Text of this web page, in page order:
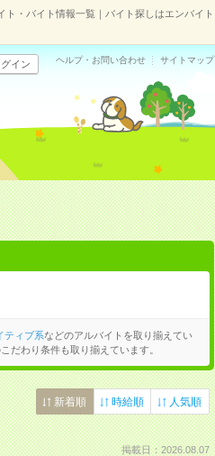
・バイト情報一覧｜バイト探しはエンバイト
グイン ヘルプ・お問い合わせ サイトマップ
ティブ系などのアルバイトを取り揃えてい
だわり条件も取り揃えています。
新着順 時給順 人気順
掲載日：2026.08.07